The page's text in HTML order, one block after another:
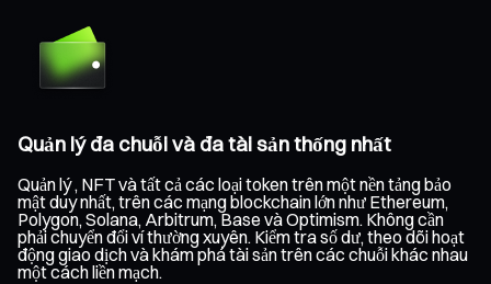
Quản lý đa chuỗi và đa tài sản thống nhất
Quản lý , NFT và tất cả các loại token trên một nền tảng bảo
mật duy nhất, trên các mạng blockchain lớn như Ethereum,
Polygon, Solana, Arbitrum, Base và Optimism. Không cần
phải chuyển đổi ví thường xuyên. Kiểm tra số dư, theo dõi hoạt
động giao dịch và khám phá tài sản trên các chuỗi khác nhau
một cách liền mạch.